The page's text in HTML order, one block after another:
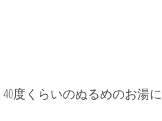
度くらいのぬるめのお湯